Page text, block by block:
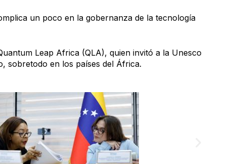
un poco en la gobernanza de la tecnología
Leap Africa (QLA), quien invitó a la Unesco
sobretodo en los países del África.